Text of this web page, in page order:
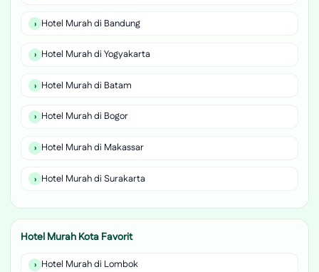
Hotel Murah di Bandung
Hotel Murah di Yogyakarta
Hotel Murah di Batam
Hotel Murah di Bogor
Hotel Murah di Makassar
Hotel Murah di Surakarta
Hotel Murah Kota Favorit
Hotel Murah di Lombok